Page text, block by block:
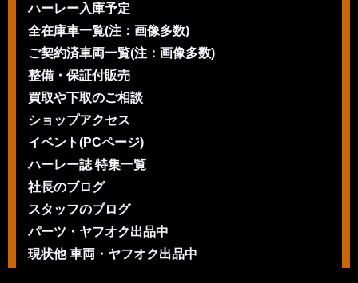
ハーレー入庫予定
全在庫車一覧(注：画像多数)
ご契約済車両一覧(注：画像多数)
整備・保証付販売
買取や下取のご相談
ショップアクセス
イベント(PCページ)
ハーレー誌 特集一覧
社長のブログ
スタッフのブログ
パーツ・ヤフオク出品中
現状他 車両・ヤフオク出品中